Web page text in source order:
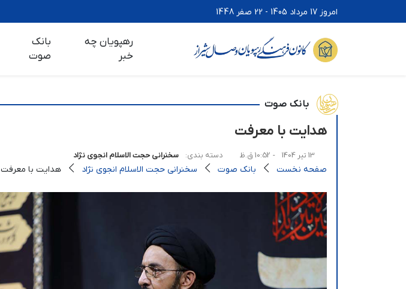
امروز 17 مرداد 1405 - 22 صفر 1448
رهپویان چه
خبر
بانک
صوت
بانک صوت
هدایت با معرفت
13 تیر 1404 - 10:52 ق.ظ دسته بندی: سخنرانی حجت الاسلام انجوی نژاد
صفحه نخست بانک صوت سخنرانی حجت الاسلام انجوی نژاد هدایت با معرفت